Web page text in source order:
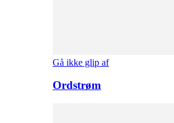
Gå ikke glip af
Ordstrøm